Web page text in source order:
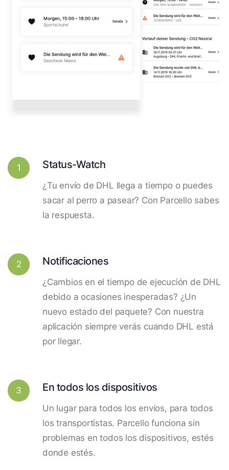
1 Status-Watch
¿Tu envío de DHL llega a tiempo o puedes
sacar al perro a pasear? Con Parcello sabes
la respuesta.
2 Notificaciones
¿Cambios en el tiempo de ejecución de DHL
debido a ocasiones inesperadas? ¿Un
nuevo estado del paquete? Con nuestra
aplicación siempre verás cuando DHL está
por llegar.
3 En todos los dispositivos
Un lugar para todos los envíos, para todos
los transportistas. Parcello funciona sin
problemas en todos los dispositivos, estés
donde estés.